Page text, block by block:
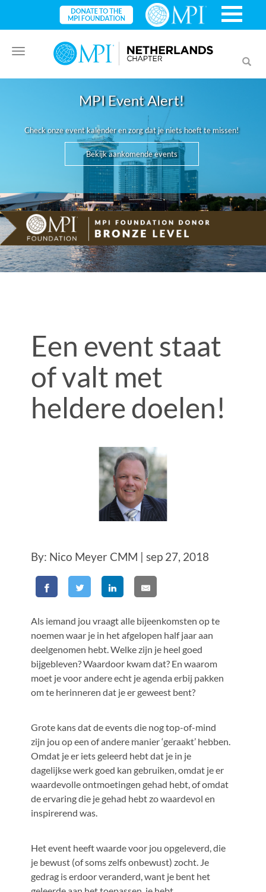
Toggle
navigation
MPI Event Alert!
Check onze event kalender en zorg dat je niets hoeft te missen!
Bekijk aankomende events
Een event staat
of valt met
heldere doelen!
By: Nico Meyer CMM | sep 27, 2018
Als iemand jou vraagt alle bijeenkomsten op te
noemen waar je in het afgelopen half jaar aan
deelgenomen hebt. Welke zijn je heel goed
bijgebleven? Waardoor kwam dat? En waarom
moet je voor andere echt je agenda erbij pakken
om te herinneren dat je er geweest bent?
Grote kans dat de events die nog top-of-mind
zijn jou op een of andere manier ‘geraakt’ hebben.
Omdat je er iets geleerd hebt dat je in je
dagelijkse werk goed kan gebruiken, omdat je er
waardevolle ontmoetingen gehad hebt, of omdat
de ervaring die je gehad hebt zo waardevol en
inspirerend was.
Het event heeft waarde voor jou opgeleverd, die
je bewust (of soms zelfs onbewust) zocht. Je
gedrag is erdoor veranderd, want je bent het